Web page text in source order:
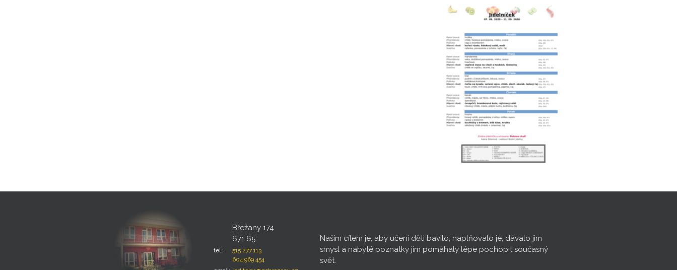
Břežany 174
671 65
tel.:
515 277 113
604 969 454
Naším cílem je, aby učení děti bavilo, naplňovalo je, dávalo jim
smysl a nabyté poznatky jim pomáhaly lépe pochopit současný
svět.